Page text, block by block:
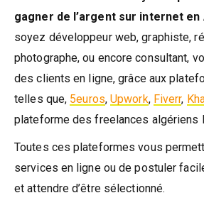
gagner de l’argent sur internet
soyez développeur web, graphiste,
photographe, ou encore consultant,
des clients en ligne, grâce aux
telles que, 5euros,Upwork, Fiverr,
plateforme des freelances algériens
Toutes ces plateformes vous
services en ligne ou de postuler
et attendre d’être sélectionné.